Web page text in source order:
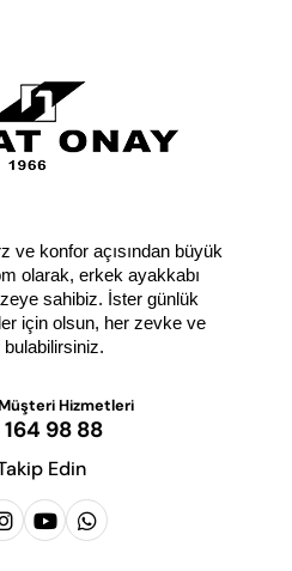
ve konfor açısından büyük
olarak, erkek ayakkabı
sahibiz. İster günlük
için olsun, her zevke ve
Hizmetleri
98 88
Edin